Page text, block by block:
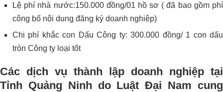
Lệ phí nhà nước:150.000 đồng/01 hồ sơ ( đã bao gồm phí
công bố nội dung đăng ký doanh nghiệp)
Chi phí khắc con Dấu Công ty: 300.000 đồng/ 1 con dấu
tròn Công ty loại tốt
Các dịch vụ thành lập doanh nghiệp tại
Tỉnh Quảng Ninh do Luật Đại Nam cung